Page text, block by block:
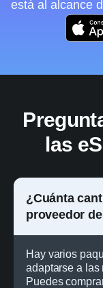
está al alcance
las
¿Cuánta
proveedor
Hay varios
adaptarse a las
Puedes